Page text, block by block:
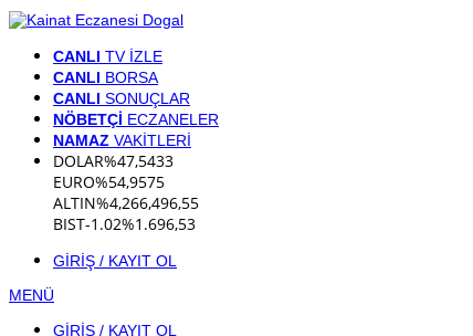
CANLI TV İZLE
CANLI BORSA
CANLI SONUÇLAR
NÖBETÇİ ECZANELER
NAMAZ VAKİTLERİ
DOLAR%47,5433
EURO%54,9575
ALTIN%4,266,496,55
BIST-1.02%1.696,53
GİRİŞ / KAYIT OL
MENÜ
GİRİŞ / KAYIT OL